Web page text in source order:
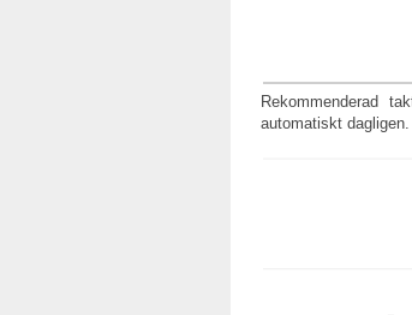
Rekommenderad
automatiskt dagligen.